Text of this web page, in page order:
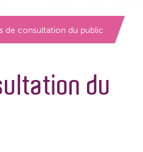
de consultation du public
du